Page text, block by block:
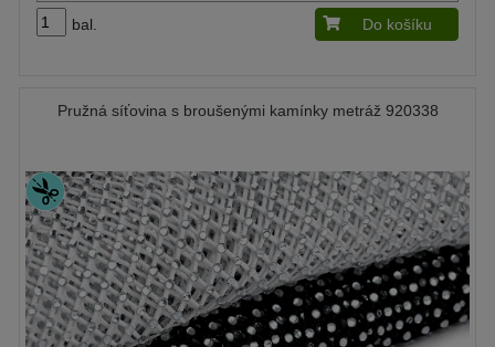
bal. Do košíku
Pružná síťovina s broušenými kamínky metráž 920338